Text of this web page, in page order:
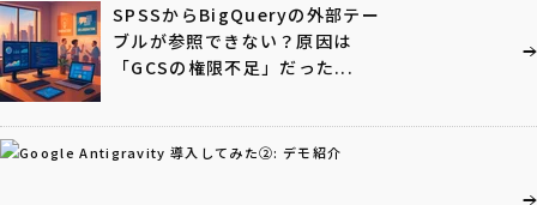
SPSSからBigQueryの外部テー
ブルが参照できない？原因は
「GCSの権限不足」だった...